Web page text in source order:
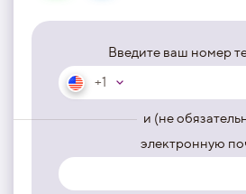
Введите ваш номер
+1
и (не
электронную